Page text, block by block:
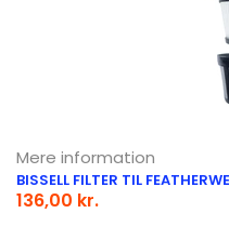
Mere information
BISSELL FILTER TIL
136,00 kr.